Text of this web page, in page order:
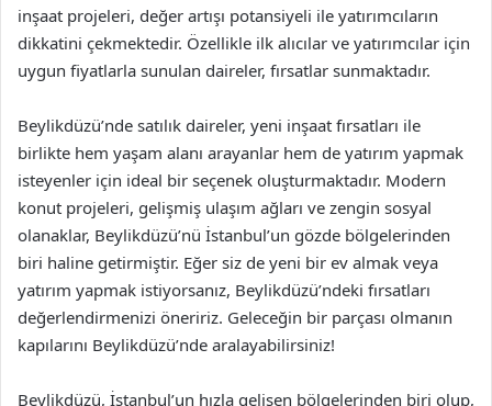
inşaat projeleri, değer artışı potansiyeli ile yatırımcıların
dikkatini çekmektedir. Özellikle ilk alıcılar ve yatırımcılar için
uygun fiyatlarla sunulan daireler, fırsatlar sunmaktadır.
Beylikdüzü’nde satılık daireler, yeni inşaat fırsatları ile
birlikte hem yaşam alanı arayanlar hem de yatırım yapmak
isteyenler için ideal bir seçenek oluşturmaktadır. Modern
konut projeleri, gelişmiş ulaşım ağları ve zengin sosyal
olanaklar, Beylikdüzü’nü İstanbul’un gözde bölgelerinden
biri haline getirmiştir. Eğer siz de yeni bir ev almak veya
yatırım yapmak istiyorsanız, Beylikdüzü’ndeki fırsatları
değerlendirmenizi öneririz. Geleceğin bir parçası olmanın
kapılarını Beylikdüzü’nde aralayabilirsiniz!
Beylikdüzü, İstanbul’un hızla gelişen bölgelerinden biri olup,